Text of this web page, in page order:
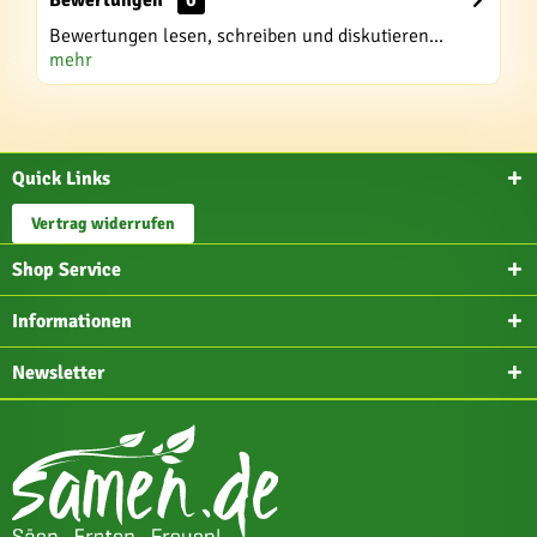
Bewertungen lesen, schreiben und diskutieren...
mehr
Quick Links
Vertrag widerrufen
Shop Service
Informationen
Newsletter